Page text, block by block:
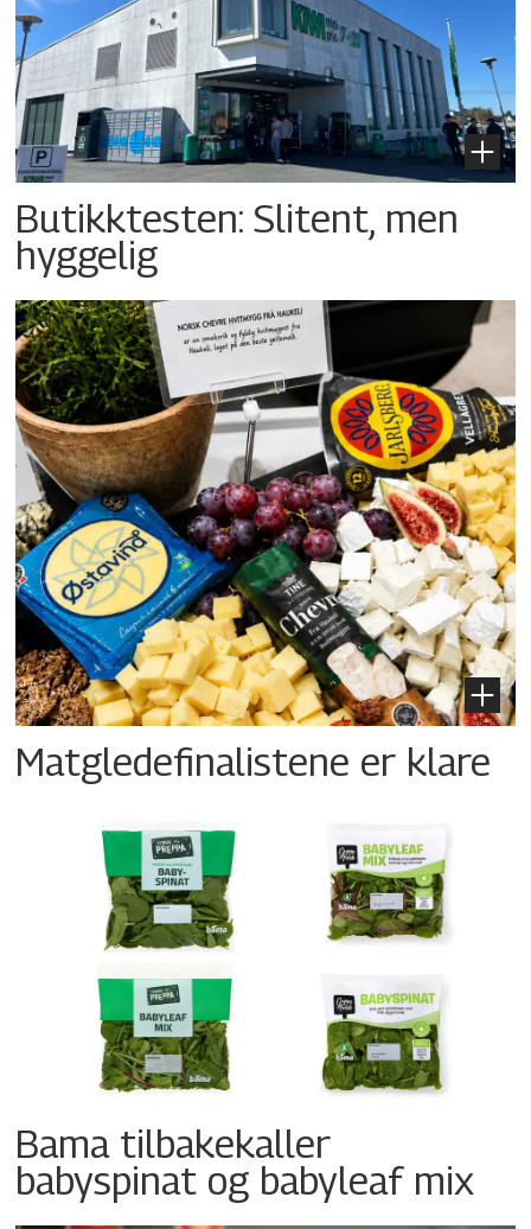
Butikktesten: Slitent, men
hyggelig
Matgledefinalistene er klare
Bama tilbakekaller
babyspinat og babyleaf mix